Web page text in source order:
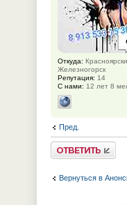
Откуда:
Железногорск
Репутация: 14
С нами: 12 лет 8
Пред.
Ответить
Вернуться в